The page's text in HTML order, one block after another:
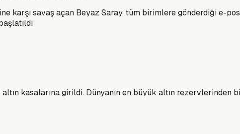
karşı savaş açan Beyaz Saray, tüm birimlere gönderdiği e-
altın kasalarına girildi. Dünyanın en büyük altın